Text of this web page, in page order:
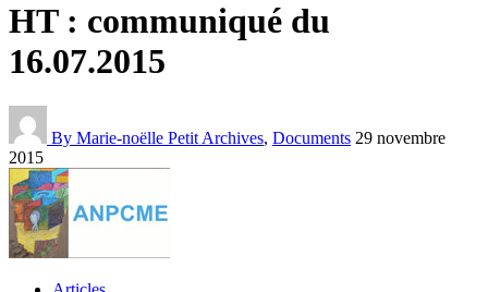
HT : communiqué du
16.07.2015
By Marie-noëlle Petit Archives, Documents 29 novembre
2015